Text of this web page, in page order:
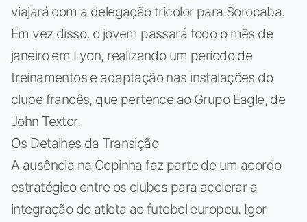
viajará com a delegação tricolor para Sorocaba.
Em vez disso, o jovem passará todo o mês de
janeiro em Lyon, realizando um período de
treinamentos e adaptação nas instalações do
clube francês, que pertence ao Grupo Eagle, de
John Textor.
Os Detalhes da Transição
A ausência na Copinha faz parte de um acordo
estratégico entre os clubes para acelerar a
integração do atleta ao futebol europeu. Igor